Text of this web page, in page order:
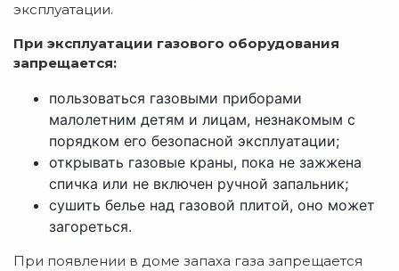
эксплуатации.
При эксплуатации газового оборудования
запрещается:
пользоваться газовыми приборами
малолетним детям и лицам, незнакомым с
порядком его безопасной эксплуатации;
открывать газовые краны, пока не зажжена
спичка или не включен ручной запальник;
сушить белье над газовой плитой, оно может
загореться.
При появлении в доме запаха газа запрещается